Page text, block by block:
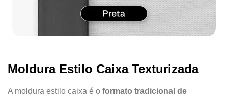
Moldura Estilo Caixa Texturizada
A moldura estilo caixa é o formato tradicional de